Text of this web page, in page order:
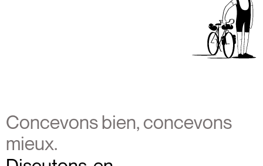
Concevons bien, concevons
mieux.